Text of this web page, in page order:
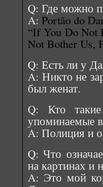
Q: Где можно
A: Portão do
“If You Do Not
Not Bother Us,
Q: Есть ли у
A: Никто не
был женат.
Q: Кто
упоминаемые
A: Полиция и
Q: Что
на картинах и
A: Это мой